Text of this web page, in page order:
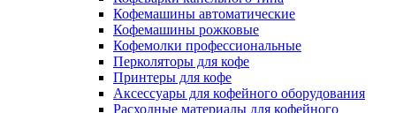
Кофемашины автоматические
Кофемашины рожковые
Кофемолки профессиональные
Перколяторы для кофе
Принтеры для кофе
Аксессуары для кофейного оборудования
Расходные материалы для кофейного